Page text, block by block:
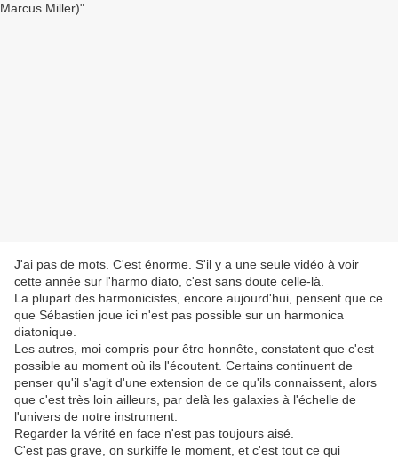
J'ai pas de mots. C'est énorme. S'il y a une seule vidéo à voir
cette année sur l'harmo diato, c'est sans doute celle-là.
La plupart des harmonicistes, encore aujourd'hui, pensent que ce
que Sébastien joue ici n'est pas possible sur un harmonica
diatonique.
Les autres, moi compris pour être honnête, constatent que c'est
possible au moment où ils l'écoutent. Certains continuent de
penser qu'il s'agit d'une extension de ce qu'ils connaissent, alors
que c'est très loin ailleurs, par delà les galaxies à l'échelle de
l'univers de notre instrument.
Regarder la vérité en face n'est pas toujours aisé.
C'est pas grave, on surkiffe le moment, et c'est tout ce qui